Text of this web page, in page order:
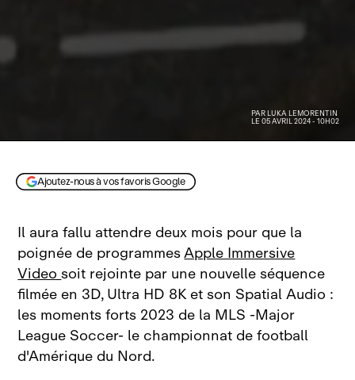
PARLUKA LEMORENTIN
LE 05 AVRIL 2024 - 10H02
Ajoutez-nous à vos favoris Google
Il aura fallu attendre deux mois pour que la
poignée de programmesApple Immersive
Videosoit rejointe par une nouvelle séquence
filmée en 3D, Ultra HD 8K et son Spatial Audio :
les moments forts 2023 de la MLS ‑Major
League Soccer‑ le championnat de football
d'Amérique du Nord.